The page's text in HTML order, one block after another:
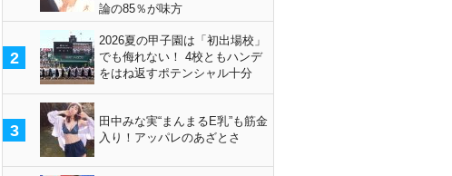
論の85％が味方
2
2026夏の甲子園は「初出場校」
でも侮れない！ 4校ともハンデ
をはね返すポテンシャル十分
3
田中みな実“まんまるE乳”も筋金
入り！アッパレのあざとさ